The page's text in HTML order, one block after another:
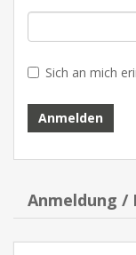
Sich an mich
Anmeldung /